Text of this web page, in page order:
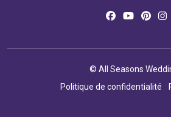
© All Seasons
Politique de confidentialité